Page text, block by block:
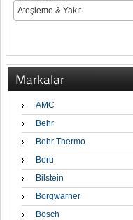
Markalar
AMC
Behr
Behr Thermo
Beru
Bilstein
Borgwarner
Bosch